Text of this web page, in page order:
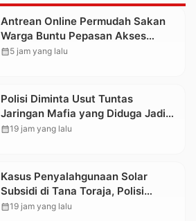
Antrean Online Permudah Sakan
Warga Buntu Pepasan Akses
Layanan Kesehatan Tanpa
calendar_month5 jam yang lalu
Polisi Diminta Usut Tuntas
Jaringan Mafia yang Diduga Jadi
Penyebab Kelangkaan BBM di
calendar_month19 jam yang lalu
Kasus Penyalahgunaan Solar
Subsidi di Tana Toraja, Polisi
Tetapkan Tiga Tersangka Baru
calendar_month19 jam yang lalu